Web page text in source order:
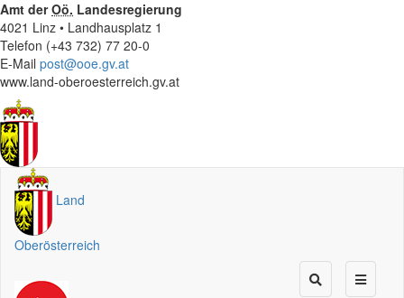
Amt derOö. Landesregierung
4021 Linz • Landhausplatz 1
Telefon (+43 732) 77 20-0
E-Mail post@ooe.gv.at
www.land-oberoesterreich.gv.at
Land
Oberösterreich